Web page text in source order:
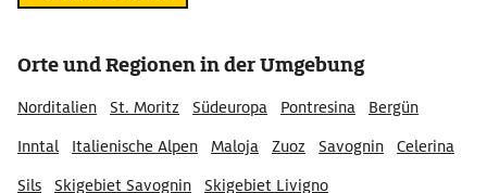
Orte und Regionen in der Umgebung
Norditalien St. Moritz Südeuropa Pontresina
Bergün
Inntal
Italienische Alpen Maloja Zuoz Savognin
Celerina
Sils
Skigebiet Savognin Skigebiet Livigno